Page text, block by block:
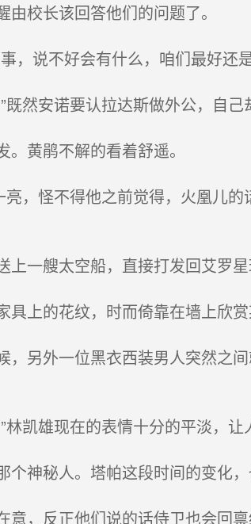
校长该回答他们的问题了。
说不好会有什么，咱们最好还
然安诺要认拉达斯做外公，自己
黄鹃不解的看着舒遥。
，怪不得他之前觉得，火凰儿
一艘太空船，直接打发回艾罗星
上的花纹，时而倚靠在墙上欣赏
另外一位黑衣西装男人突然之
凯雄现在的表情十分的平淡，让
神秘人。塔帕这段时间的变化，
，反正他们说的话侍卫也会回